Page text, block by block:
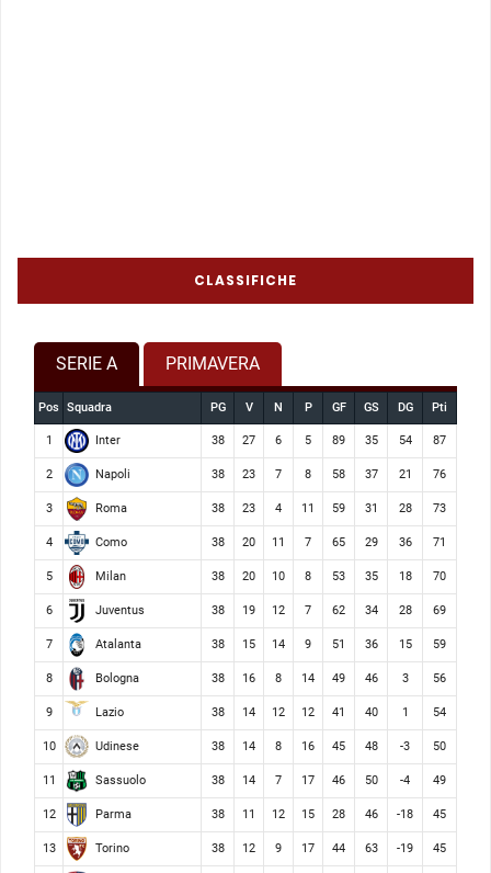
CLASSIFICHE
SERIE A PRIMAVERA
Pos Squadra PG V N P GF GS DG Pti
1 Inter 38 27 6 5 89 35 54 87
2 Napoli 38 23 7 8 58 37 21 76
3 Roma 38 23 4 11 59 31 28 73
4 Como 38 20 11 7 65 29 36 71
5 Milan 38 20 10 8 53 35 18 70
6 Juventus 38 19 12 7 62 34 28 69
7 Atalanta 38 15 14 9 51 36 15 59
8 Bologna 38 16 8 14 49 46 3 56
9 Lazio 38 14 12 12 41 40 1 54
10 Udinese 38 14 8 16 45 48 -3 50
11 Sassuolo 38 14 7 17 46 50 -4 49
12 Parma 38 11 12 15 28 46 -18 45
13 Torino 38 12 9 17 44 63 -19 45